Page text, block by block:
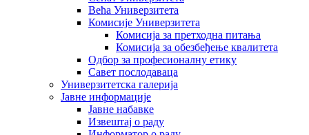
Већа Универзитета
Комисије Универзитета
Комисија за претходна питања
Комисија за обезбеђење квалитета
Одбор за професионалну етику
Савет послодаваца
Универзитетска галерија
Јавне информације
Јавне набавке
Извештај о раду